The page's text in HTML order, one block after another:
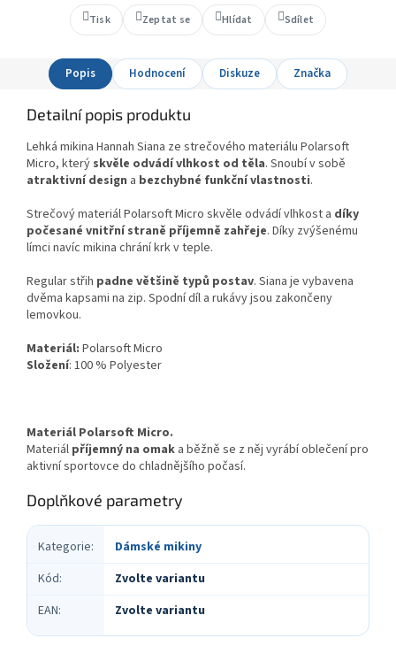
Tisk Zeptat se Hlídat Sdílet
Popis Hodnocení Diskuze Značka
Detailní popis produktu
Lehká mikina Hannah Siana ze strečového materiálu Polarsoft
Micro, který skvěle odvádí vlhkost od těla. Snoubí v sobě
atraktivní design a bezchybné funkční vlastnosti.
Strečový materiál Polarsoft Micro skvěle odvádí vlhkost a díky
počesané vnitřní straně příjemně zahřeje. Díky zvýšenému
límci navíc mikina chrání krk v teple.
Regularstřih padne většině typů postav. Siana je vybavena
dvěma kapsami na zip. Spodní díl a rukávy jsou zakončeny
lemovkou.
Materiál: Polarsoft Micro
Složení: 100 % Polyester
Materiál Polarsoft Micro.
Materiál příjemný na omak a běžně se z něj vyrábí oblečení pro
aktivní sportovce do chladnějšího počasí.
Doplňkové parametry
Kategorie:
Dámské mikiny
Kód:
Zvolte variantu
EAN: Zvolte variantu